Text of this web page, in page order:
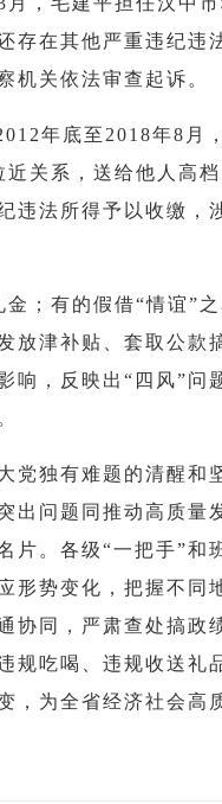
存在其他严重违纪违
机关依法审查起诉。
年底至2018年8月
关系，送给他人高
违法所得予以收缴，
；有的假借“情谊”
放津补贴、套取公款
响，反映出“四风”问
党独有难题的清醒和
出问题同推动高质量
片 。各级“一把手”和
形势变化，把握不同
协同，严肃查处搞政
规吃喝、违规收送礼
，为全省经济社会高